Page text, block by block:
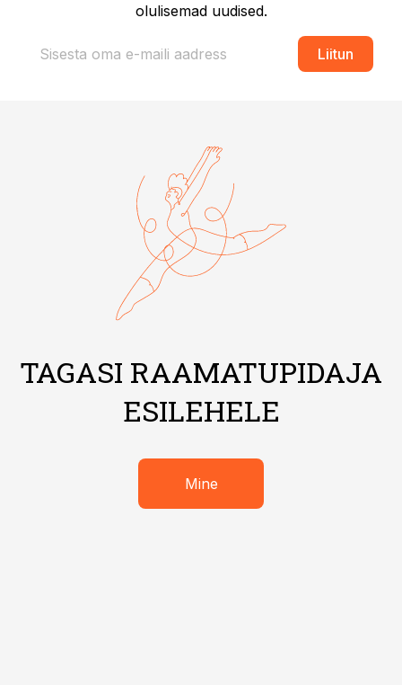
olulisemad uudised.
Liitun
TAGASI RAAMATUPIDAJA
ESILEHELE
Mine